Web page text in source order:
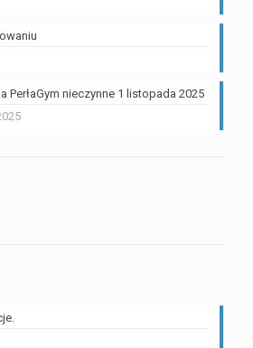
PerłaGym nieczynne 1 listopada 2025